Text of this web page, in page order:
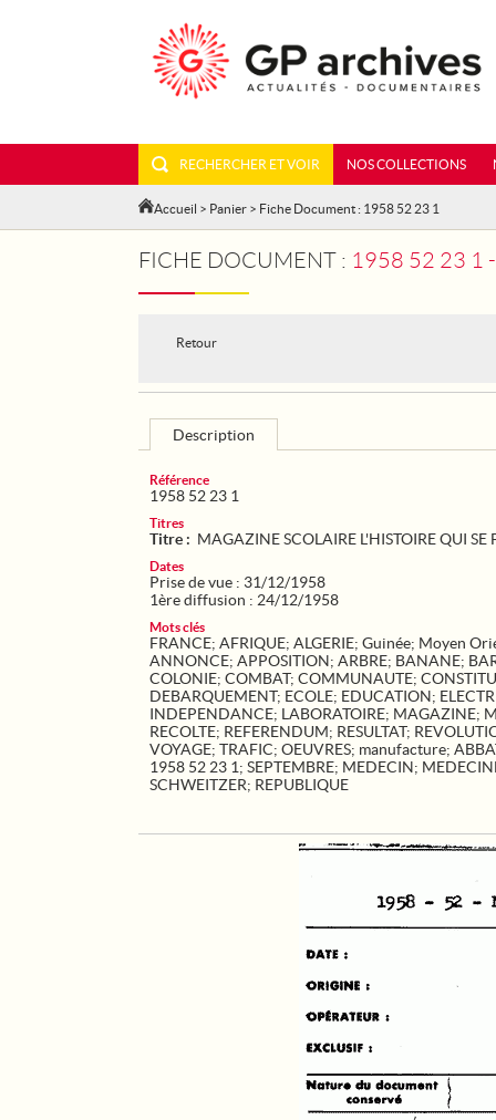
RECHERCHER ET VOIR NOS COLLECTIONS
Accueil > Panier > Fiche Document : 1958 52 23 1
FICHE DOCUMENT : 1958 52 23 1 -
Retour
Description
Référence
1958 52 23 1
Titres
Titre : MAGAZINE SCOLAIRE L'HISTOIRE QUI SE
Dates
Prise de vue : 31/12/1958
1ère diffusion : 24/12/1958
Mots clés
FRANCE; AFRIQUE; ALGERIE; Guinée; Moyen
ANNONCE; APPOSITION; ARBRE; BANANE;
COLONIE; COMBAT; COMMUNAUTE;
DEBARQUEMENT; ECOLE; EDUCATION;
INDEPENDANCE; LABORATOIRE; MAGAZINE;
RECOLTE; REFERENDUM; RESULTAT;
VOYAGE; TRAFIC; OEUVRES; manufacture;
1958 52 23 1; SEPTEMBRE; MEDECIN;
SCHWEITZER; REPUBLIQUE